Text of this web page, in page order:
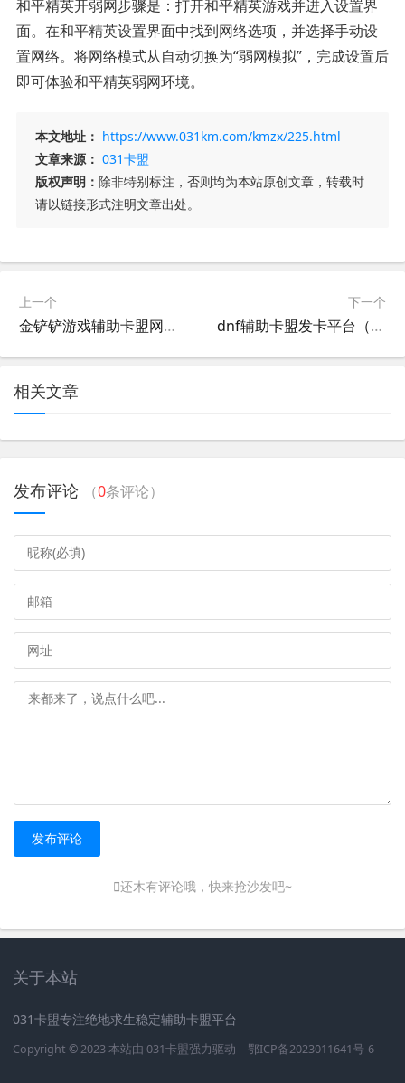
和平精英开弱网步骤是：打开和平精英游戏并进入设置界
面。在和平精英设置界面中找到网络选项，并选择手动设
置网络。将网络模式从自动切换为“弱网模拟”，完成设置后
即可体验和平精英弱网环境。
本文地址： https://www.031km.com/kmzx/225.html
文章来源： 031卡盟
版权声明： 除非特别标注，否则均为本站原创文章，转载时
请以链接形式注明文章出处。
上一个
金铲铲游戏辅助卡盟网站（金铲铲辅助吧）
下一个
dnf辅助卡盟发卡平台（dnf辅助发卡网）
相关文章
发布评论 （0条评论）
发布评论
还木有评论哦，快来抢沙发吧~
关于本站
031卡盟专注绝地求生稳定辅助卡盟平台
Copyright © 2023 本站由 031卡盟强力驱动 鄂ICP备2023011641号-6